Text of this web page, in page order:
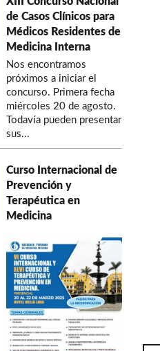
de Casos Clínicos para
Médicos Residentes de
Medicina Interna
Nos encontramos
próximos a iniciar el
concurso. Primera fecha
miércoles 20 de agosto.
Todavía pueden presentar
sus...
Curso Internacional de
Prevención y
Terapéutica en
Medicina